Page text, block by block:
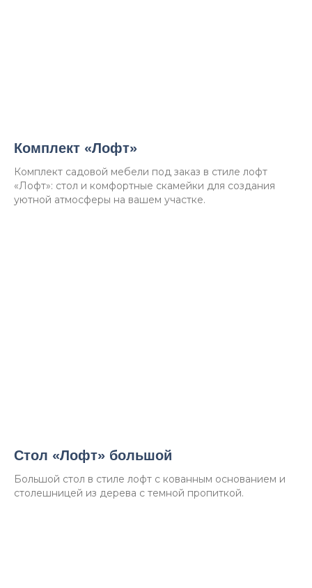
Комплект «Лофт»
Комплект садовой мебели под заказ в стиле лофт
«Лофт»: стол и комфортные скамейки для создания
уютной атмосферы на вашем участке.
Стол «Лофт» большой
Большой стол в стиле лофт с кованным основанием и
столешницей из дерева с темной пропиткой.